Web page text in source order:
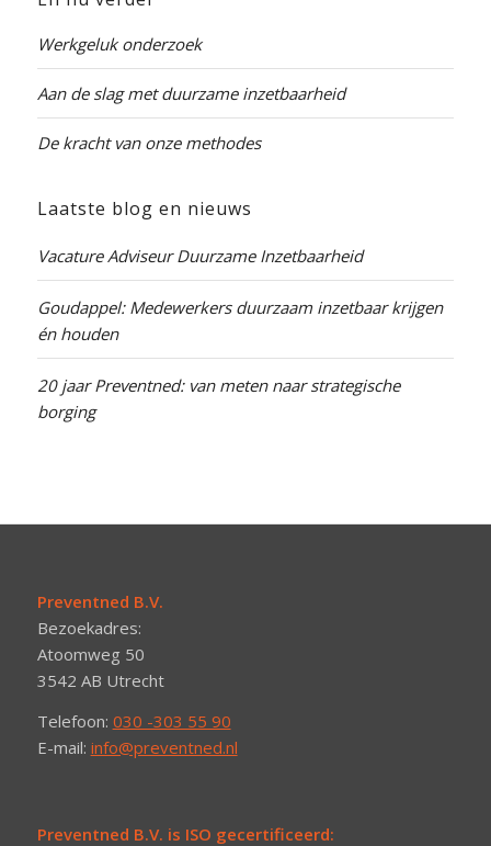
Werkgeluk onderzoek
Aan de slag met duurzame inzetbaarheid
De kracht van onze methodes
Laatste blog en nieuws
Vacature Adviseur Duurzame Inzetbaarheid
Goudappel: Medewerkers duurzaam inzetbaar krijgen
én houden
20 jaar Preventned: van meten naar strategische
borging
Preventned B.V.
Bezoekadres:
Atoomweg 50
3542 AB Utrecht
Telefoon: 030 -303 55 90
E-mail: info@preventned.nl
Preventned B.V. is ISO gecertificeerd: